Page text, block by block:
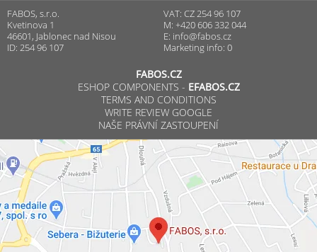
FABOS, s.r.o.
Kvetinova 1
46601, Jablonec nad Nisou
ID: 254 96 107
VAT: CZ 254 96 107
M: +420 606 332 044
E: info@fabos.cz
Marketing info: 0
FABOS.CZ
ESHOP COMPONENTS - EFABOS.CZ
TERMS AND CONDITIONS
WRITE REVIEW GOOGLE
NAŠE PRÁVNÍ ZASTOUPENÍ